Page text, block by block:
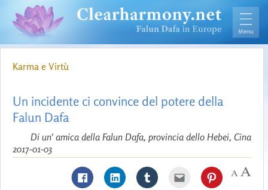
Karma e Virtù
Un incidente ci convince del potere della
Falun Dafa
Di un' amica della Falun Dafa, provincia dello Hebei, Cina
2017-01-03